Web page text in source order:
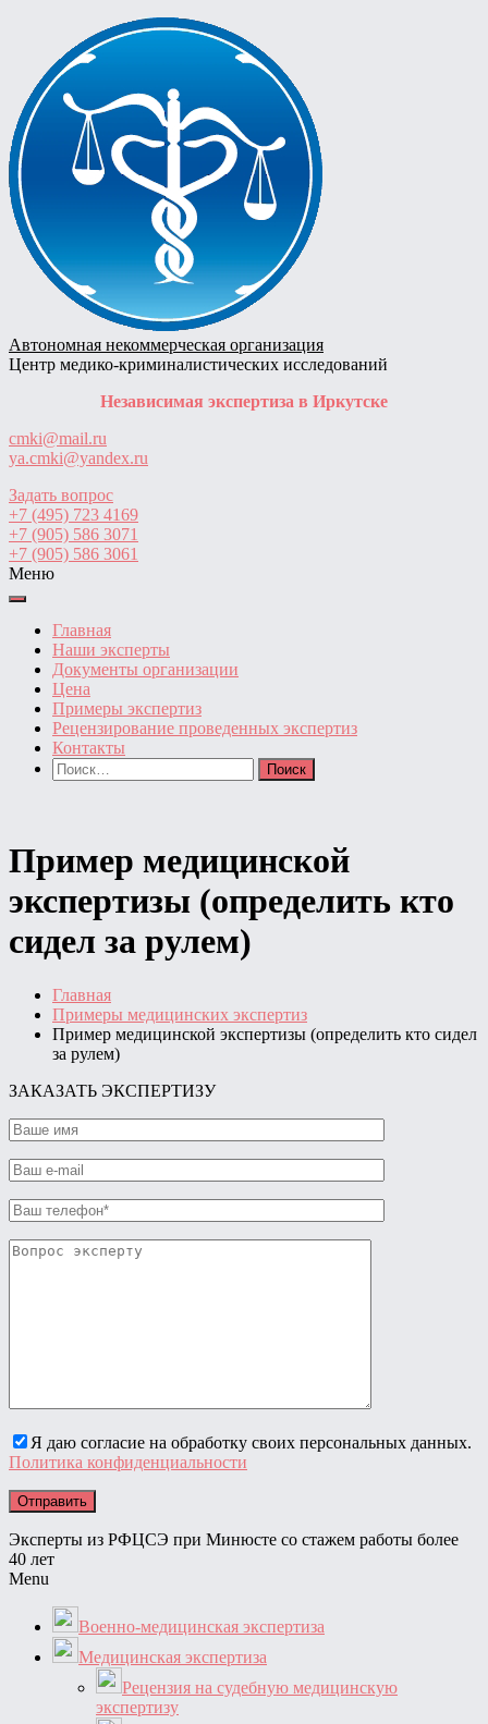
content
Автономная некоммерческая организация
Центр медико-криминалистических исследований
Независимая экспертиза в Иркутске
cmki@mail.ru
ya.cmki@yandex.ru
Задать вопрос
+7 (495) 723 4169
+7 (905) 586 3071
+7 (905) 586 3061
Меню
Главная
Наши эксперты
Документы организации
Цена
Примеры экспертиз
Рецензирование проведенных экспертиз
Контакты
Найти:
Пример медицинской
экспертизы (определить кто
сидел за рулем)
Главная
Примеры медицинских экспертиз
Пример медицинской экспертизы (определить кто сидел
за рулем)
ЗАКАЗАТЬ ЭКСПЕРТИЗУ
Я даю согласие на обработку своих персональных данных.
Политика конфиденциальности
Эксперты из РФЦСЭ при Минюсте со стажем работы более
40 лет
Menu
Военно-медицинская экспертиза
Медицинская экспертиза
Рецензия на судебную медицинскую
экспертизу